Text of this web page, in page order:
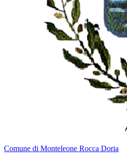
Comune di Monteleone Rocca Doria